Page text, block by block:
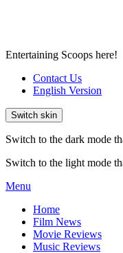
Entertaining Scoops here!
Contact Us
English Version
Switch skin
Switch to the dark mode
Switch to the light mode
Menu
Home
Film News
Movie Reviews
Music Reviews